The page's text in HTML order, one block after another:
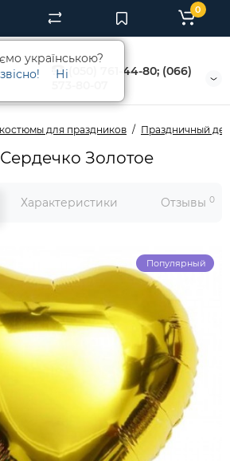
(050) 761-44-80; (066)
0
для праздников Праздничный
Золотое
Характеристики Отзывы 0
Популярный
українською?
Ні